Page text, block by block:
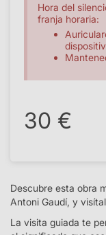
Hora del
franja horaria:
30 €
Descubre esta obra
Antoni Gaudí, y
La visita guiada te